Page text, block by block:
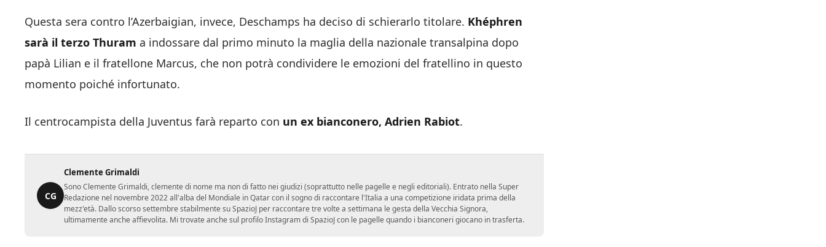
Questa sera contro l’Azerbaigian, invece, Deschamps ha deciso di schierarlo titolare. Khéphren
sarà il terzo Thuram a indossare dal primo minuto la maglia della nazionale transalpina dopo
papà Lilian e il fratellone Marcus, che non potrà condividere le emozioni del fratellino in questo
momento poiché infortunato.
Il centrocampista della Juventus farà reparto con un ex bianconero, Adrien Rabiot.
CG
Clemente Grimaldi
Sono Clemente Grimaldi, clemente di nome ma non di fatto nei giudizi (soprattutto nelle pagelle e negli editoriali). Entrato nella Super
Redazione nel novembre 2022 all'alba del Mondiale in Qatar con il sogno di raccontare l'Italia a una competizione iridata prima della
mezz'età. Dallo scorso settembre stabilmente su SpazioJ per raccontare tre volte a settimana le gesta della Vecchia Signora,
ultimamente anche affievolita. Mi trovate anche sul profilo Instagram di SpazioJ con le pagelle quando i bianconeri giocano in trasferta.